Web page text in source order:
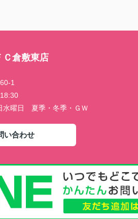
Ｃ倉敷東店
1
水曜日 夏季・冬季・ＧＷ
い合わせ